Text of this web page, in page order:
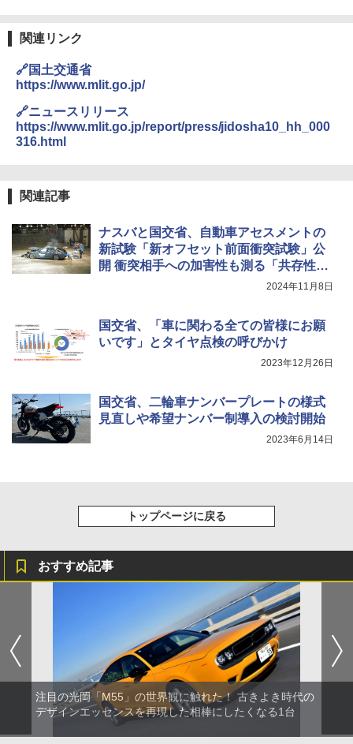
関連リンク
🔗国土交通省
https://www.mlit.go.jp/
🔗ニュースリリース
https://www.mlit.go.jp/report/press/jidosha10_hh_000
316.html
関連記事
ナスバと国交省、自動車アセスメントの
新試験「新オフセット前面衝突試験」公
開 衝突相手への加害性も測る「共存性
2024年11月8日
国交省、「車に関わる全ての皆様にお願
いです」とタイヤ点検の呼びかけ
2023年12月26日
国交省、二輪車ナンバープレートの様式
見直しや希望ナンバー制導入の検討開始
2023年6月14日
トップページに戻る
おすすめ記事
注目の光岡「M55」の世界観に触れた！ 古きよき時代の
デザインエッセンスを再現した相棒にしたくなる1台